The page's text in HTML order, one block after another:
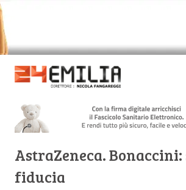
AstraZeneca.
fiducia